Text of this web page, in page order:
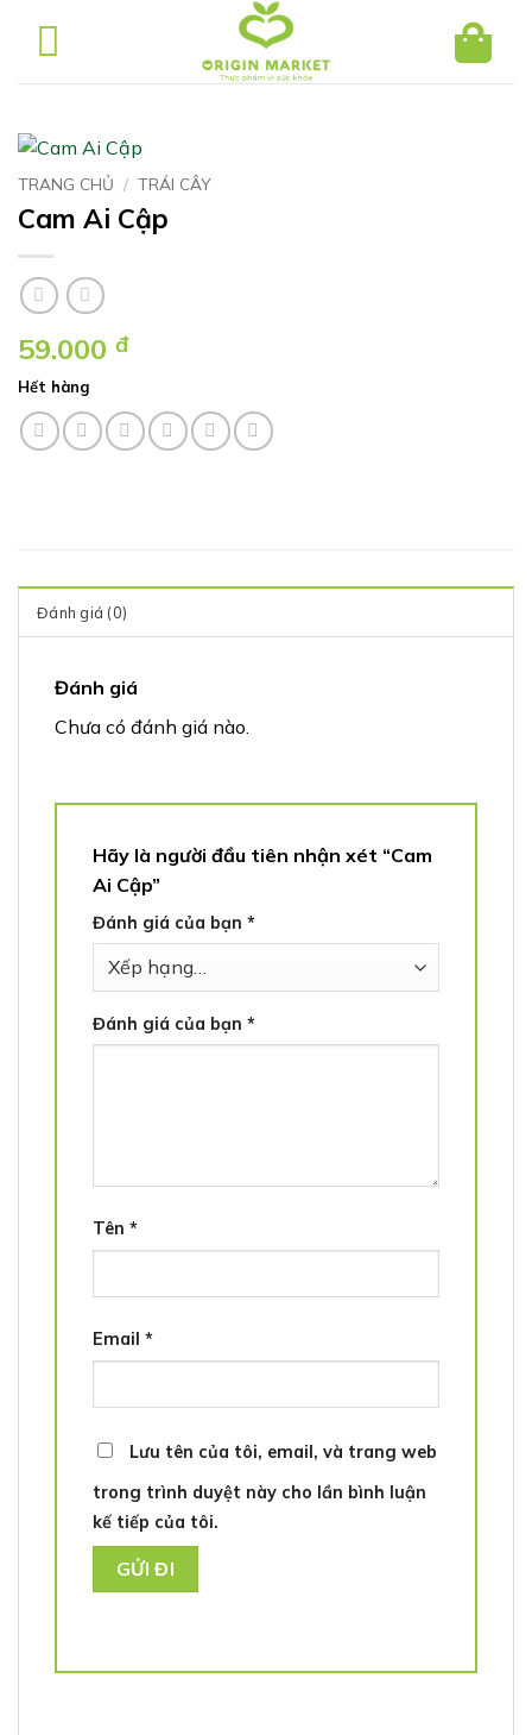
TRANG CHỦ / TRÁI CÂY
Cam Ai Cập
59.000 đ
Hết hàng
Đánh giá (0)
Đánh giá
Chưa có đánh giá nào.
Hãy là người đầu tiên nhận xét “Cam
Ai Cập”
Đánh giá của bạn *
Đánh giá của bạn *
Tên *
Email *
Lưu tên của tôi, email, và trang web
trong trình duyệt này cho lần bình luận
kế tiếp của tôi.